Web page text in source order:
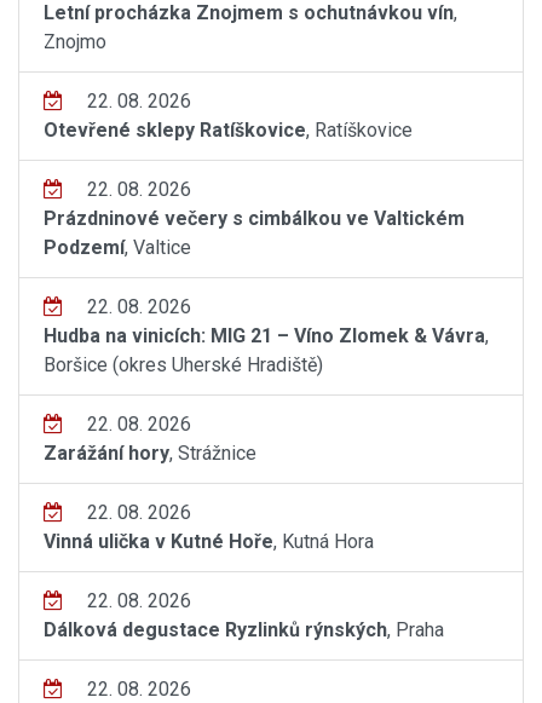
Letní procházka Znojmem s ochutnávkou vín,
Znojmo
22. 08. 2026
Otevřené sklepy Ratíškovice, Ratíškovice
22. 08. 2026
Prázdninové večery s cimbálkou ve Valtickém
Podzemí, Valtice
22. 08. 2026
Hudba na vinicích: MIG 21 – Víno Zlomek & Vávra,
Boršice (okres Uherské Hradiště)
22. 08. 2026
Zarážání hory, Strážnice
22. 08. 2026
Vinná ulička v Kutné Hoře, Kutná Hora
22. 08. 2026
Dálková degustace Ryzlinků rýnských, Praha
22. 08. 2026